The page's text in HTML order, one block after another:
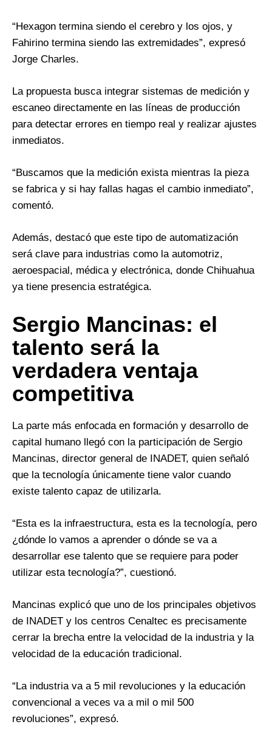
“Hexagon termina siendo el cerebro y los ojos, y
Fahirino termina siendo las extremidades”, expresó
Jorge Charles.
La propuesta busca integrar sistemas de medición y
escaneo directamente en las líneas de producción
para detectar errores en tiempo real y realizar ajustes
inmediatos.
“Buscamos que la medición exista mientras la pieza
se fabrica y si hay fallas hagas el cambio inmediato”,
comentó.
Además, destacó que este tipo de automatización
será clave para industrias como la automotriz,
aeroespacial, médica y electrónica, donde Chihuahua
ya tiene presencia estratégica.
Sergio Mancinas: el
talento será la
verdadera ventaja
competitiva
La parte más enfocada en formación y desarrollo de
capital humano llegó con la participación de Sergio
Mancinas, director general de INADET, quien señaló
que la tecnología únicamente tiene valor cuando
existe talento capaz de utilizarla.
“Esta es la infraestructura, esta es la tecnología, pero
¿dónde lo vamos a aprender o dónde se va a
desarrollar ese talento que se requiere para poder
utilizar esta tecnología?”, cuestionó.
Mancinas explicó que uno de los principales objetivos
de INADET y los centros Cenaltec es precisamente
cerrar la brecha entre la velocidad de la industria y la
velocidad de la educación tradicional.
“La industria va a 5 mil revoluciones y la educación
convencional a veces va a mil o mil 500
revoluciones”, expresó.